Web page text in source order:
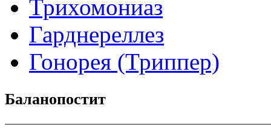
Трихомониаз
Гарднереллез
Гонорея (Триппер)
Баланопостит